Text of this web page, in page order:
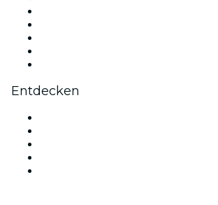
Entdecken